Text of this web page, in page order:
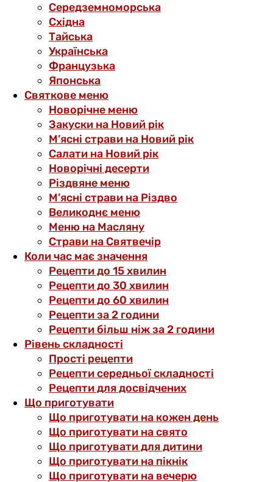
Середземноморська
Східна
Тайська
Українська
Французька
Японська
Святкове меню
Новорічне меню
Закуски на Новий рік
М’ясні страви на Новий рік
Салати на Новий рік
Новорічні десерти
Різдвяне меню
М’ясні страви на Різдво
Великоднє меню
Меню на Масляну
Страви на Святвечір
Коли час має значення
Рецепти до 15 хвилин
Рецепти до 30 хвилин
Рецепти до 60 хвилин
Рецепти за 2 години
Рецепти більш ніж за 2 години
Рівень складності
Прості рецепти
Рецепти середньої складності
Рецепти для досвідчених
Що приготувати
Що приготувати на кожен день
Що приготувати на свято
Що приготувати для дитини
Що приготувати на пікнік
Що приготувати на вечерю